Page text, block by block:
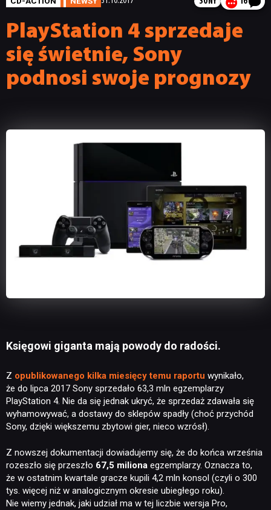
PlayStation 4 sprzedaje
się świetnie, Sony
podnosi swoje prognozy
Księgowi giganta mają powody do radości.
Z opublikowanego kilka miesięcy temu raportu wynikało,
że do lipca 2017 Sony sprzedało 63,3 mln egzemplarzy
PlayStation 4. Nie da się jednak ukryć, że sprzedaż zdawała się
wyhamowywać, a dostawy do sklepów spadły (choć przychód
Sony, dzięki większemu zbytowi gier, nieco wzrósł).
Z nowszej dokumentacji dowiadujemy się, że do końca września
rozeszło się przeszło 67,5 miliona egzemplarzy. Oznacza to,
że w ostatnim kwartale gracze kupili 4,2 mln konsol (czyli o 300
tys. więcej niż w analogicznym okresie ubiegłego roku).
Nie wiemy jednak, jaki udział ma w tej liczbie wersja Pro,